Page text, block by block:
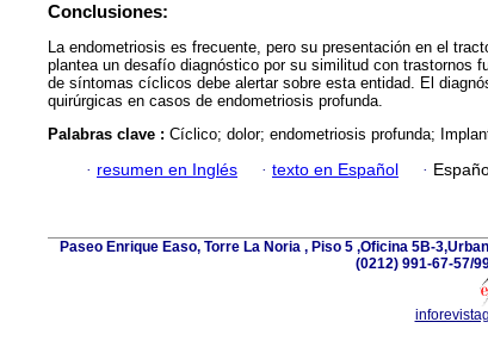
Conclusiones:
La endometriosis es frecuente, pero su presentación en el
plantea un desafío diagnóstico por su similitud con trastornos
de síntomas cíclicos debe alertar sobre esta entidad. El
quirúrgicas en casos de endometriosis profunda.
Palabras clave : Cíclico; dolor; endometriosis profunda;
· resumen en Inglés · texto en Español ·
Paseo Enrique Easo, Torre La Noria , Piso 5 ,Oficina 5B-
(0212) 991-67-57/